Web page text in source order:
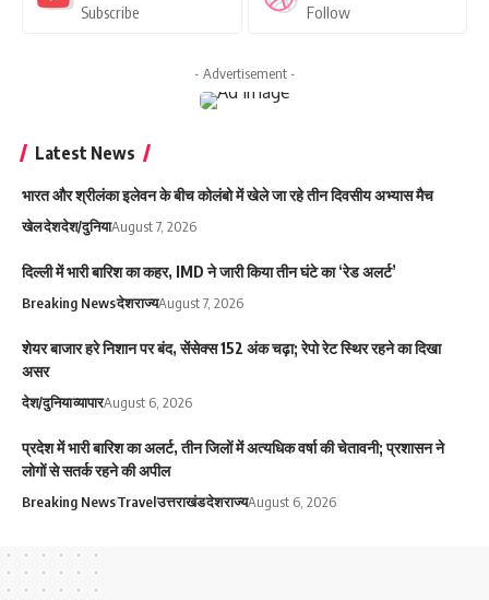
Subscribe Follow
- Advertisement -
Latest News
भारत और श्रीलंका इलेवन के बीच कोलंबो में खेले जा रहे तीन दिवसीय अभ्यास मैच
खेलदेशदेश/दुनियाAugust 7, 2026
दिल्ली में भारी बारिश का कहर, IMD ने जारी किया तीन घंटे का ‘रेड अलर्ट’
Breaking Newsदेशराज्यAugust 7, 2026
शेयर बाजार हरे निशान पर बंद, सेंसेक्स 152 अंक चढ़ा; रेपो रेट स्थिर रहने का दिखा
असर
देश/दुनियाव्यापारAugust 6, 2026
प्रदेश में भारी बारिश का अलर्ट, तीन जिलों में अत्यधिक वर्षा की चेतावनी; प्रशासन ने
लोगों से सतर्क रहने की अपील
Breaking NewsTravelउत्तराखंडदेशराज्यAugust 6, 2026